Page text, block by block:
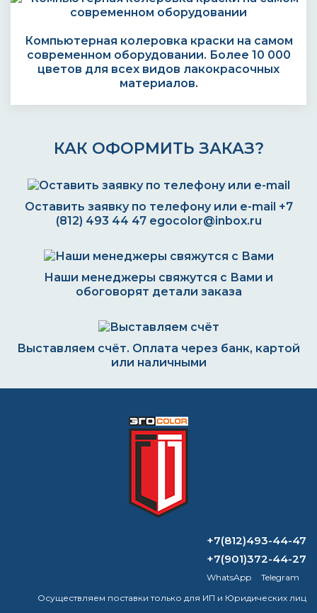
Компьютерная колеровка краски на самом
современном оборудовании. Более 10 000
цветов для всех видов лакокрасочных
материалов.
КАК ОФОРМИТЬ ЗАКАЗ?
Оставить заявку по телефону или e-mail +7
(812) 493 44 47 egocolor@inbox.ru
Наши менеджеры свяжутся с Вами и
обоговорят детали заказа
Выставляем счёт. Оплата через банк, картой
или наличными
Формируем заказ и отправляем транспортной
компанией
ВОПРОС-ОТВЕТ
Как наносить цинк на металл?
Какой водоэмульсионкой лучше
красить потолок?
+7(812)493-44-47
+7(901)372-44-27
WhatsApp
Telegram
Осуществляем поставки только для ИП и Юридических лиц